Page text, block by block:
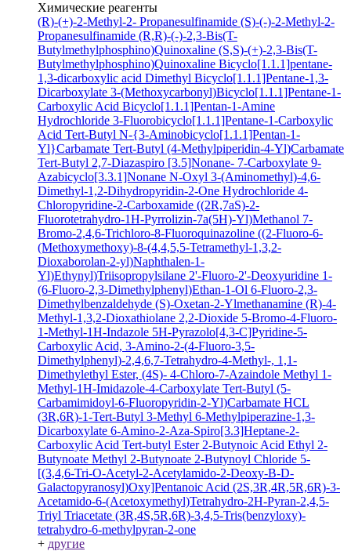
Химические реагенты
(R)-(+)-2-Methyl-2- Propanesulfinamide (S)-(-)-2-Methyl-2-
Propanesulfinamide (R,R)-(-)-2,3-Bis(T-
Butylmethylphosphino)Quinoxaline (S,S)-(+)-2,3-Bis(T-
Butylmethylphosphino)Quinoxaline Bicyclo[1.1.1]pentane-
1,3-dicarboxylic acid Dimethyl Bicyclo[1.1.1]Pentane-1,3-
Dicarboxylate 3-(Methoxycarbonyl)Bicyclo[1.1.1]Pentane-1-
Carboxylic Acid Bicyclo[1.1.1]Pentan-1-Amine
Hydrochloride 3-Fluorobicyclo[1.1.1]Pentane-1-Carboxylic
Acid Tert-Butyl N-{3-Aminobicyclo[1.1.1]Pentan-1-
Yl}Carbamate Tert-Butyl (4-Methylpiperidin-4-Yl)Carbamate
Tert-Butyl 2,7-Diazaspiro [3.5]Nonane- 7-Carboxylate 9-
Azabicyclo[3.3.1]Nonane N-Oxyl 3-(Aminomethyl)-4,6-
Dimethyl-1,2-Dihydropyridin-2-One Hydrochloride 4-
Chloropyridine-2-Carboxamide ((2R,7aS)-2-
Fluorotetrahydro-1H-Pyrrolizin-7a(5H)-Yl)Methanol 7-
Bromo-2,4,6-Trichloro-8-Fluoroquinazoline ((2-Fluoro-6-
(Methoxymethoxy)-8-(4,4,5,5-Tetramethyl-1,3,2-
Dioxaborolan-2-yl)Naphthalen-1-
Yl)Ethynyl)Triisopropylsilane 2'-Fluoro-2'-Deoxyuridine 1-
(6-Fluoro-2,3-Dimethylphenyl)Ethan-1-Ol 6-Fluoro-2,3-
Dimethylbenzaldehyde (S)-Oxetan-2-Ylmethanamine (R)-4-
Methyl-1,3,2-Dioxathiolane 2,2-Dioxide 5-Bromo-4-Fluoro-
1-Methyl-1H-Indazole 5H-Pyrazolo[4,3-C]Pyridine-5-
Carboxylic Acid, 3-Amino-2-(4-Fluoro-3,5-
Dimethylphenyl)-2,4,6,7-Tetrahydro-4-Methyl-, 1,1-
Dimethylethyl Ester, (4S)- 4-Chloro-7-Azaindole Methyl 1-
Methyl-1H-Imidazole-4-Carboxylate Tert-Butyl (5-
Carbamimidoyl-6-Fluoropyridin-2-Yl)Carbamate HCL
(3R,6R)-1-Tert-Butyl 3-Methyl 6-Methylpiperazine-1,3-
Dicarboxylate 6-Amino-2-Aza-Spiro[3.3]Heptane-2-
Carboxylic Acid Tert-butyl Ester 2-Butynoic Acid Ethyl 2-
Butynoate Methyl 2-Butynoate 2-Butynoyl Chloride 5-
[(3,4,6-Tri-O-Acetyl-2-Acetylamido-2-Deoxy-B-D-
Galactopyranosyl)Oxy]Pentanoic Acid (2S,3R,4R,5R,6R)-3-
Acetamido-6-(Acetoxymethyl)Tetrahydro-2H-Pyran-2,4,5-
Triyl Triacetate (3R,4S,5R,6R)-3,4,5-Tris(benzyloxy)-
tetrahydro-6-methylpyran-2-one
+ другие